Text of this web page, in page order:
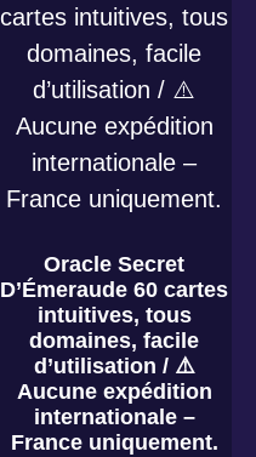
Oracle Secret
D’Émeraude 60 cartes
intuitives, tous
domaines, facile
d’utilisation / ⚠️
Aucune expédition
internationale –
France uniquement.